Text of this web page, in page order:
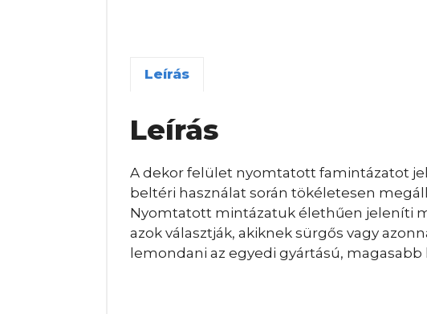
Leírás
Leírás
A dekor felület nyomtatott famintázatot
beltéri használat során tökéletesen
Nyomtatott mintázatuk élethűen jeleníti
azok választják, akiknek sürgős vagy
lemondani az egyedi gyártású,